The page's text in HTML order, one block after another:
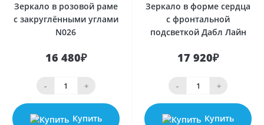
Зеркало в розовой раме
с закруглёнными углами
N026
16 480₽
- +
Купить
Зеркало в форме сердца
с фронтальной
подсветкой Дабл Лайн
17 920₽
- +
Купить